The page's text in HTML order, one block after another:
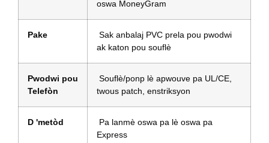
oswa MoneyGram
Pake
Sak anbalaj PVC prela pou pwodwi
ak katon pou souflè
Pwodwi pou
Telefòn
Souflè/ponp lè apwouve pa UL/CE,
twous patch, enstriksyon
D 'metòd
Pa lanmè oswa pa lè oswa pa
Express